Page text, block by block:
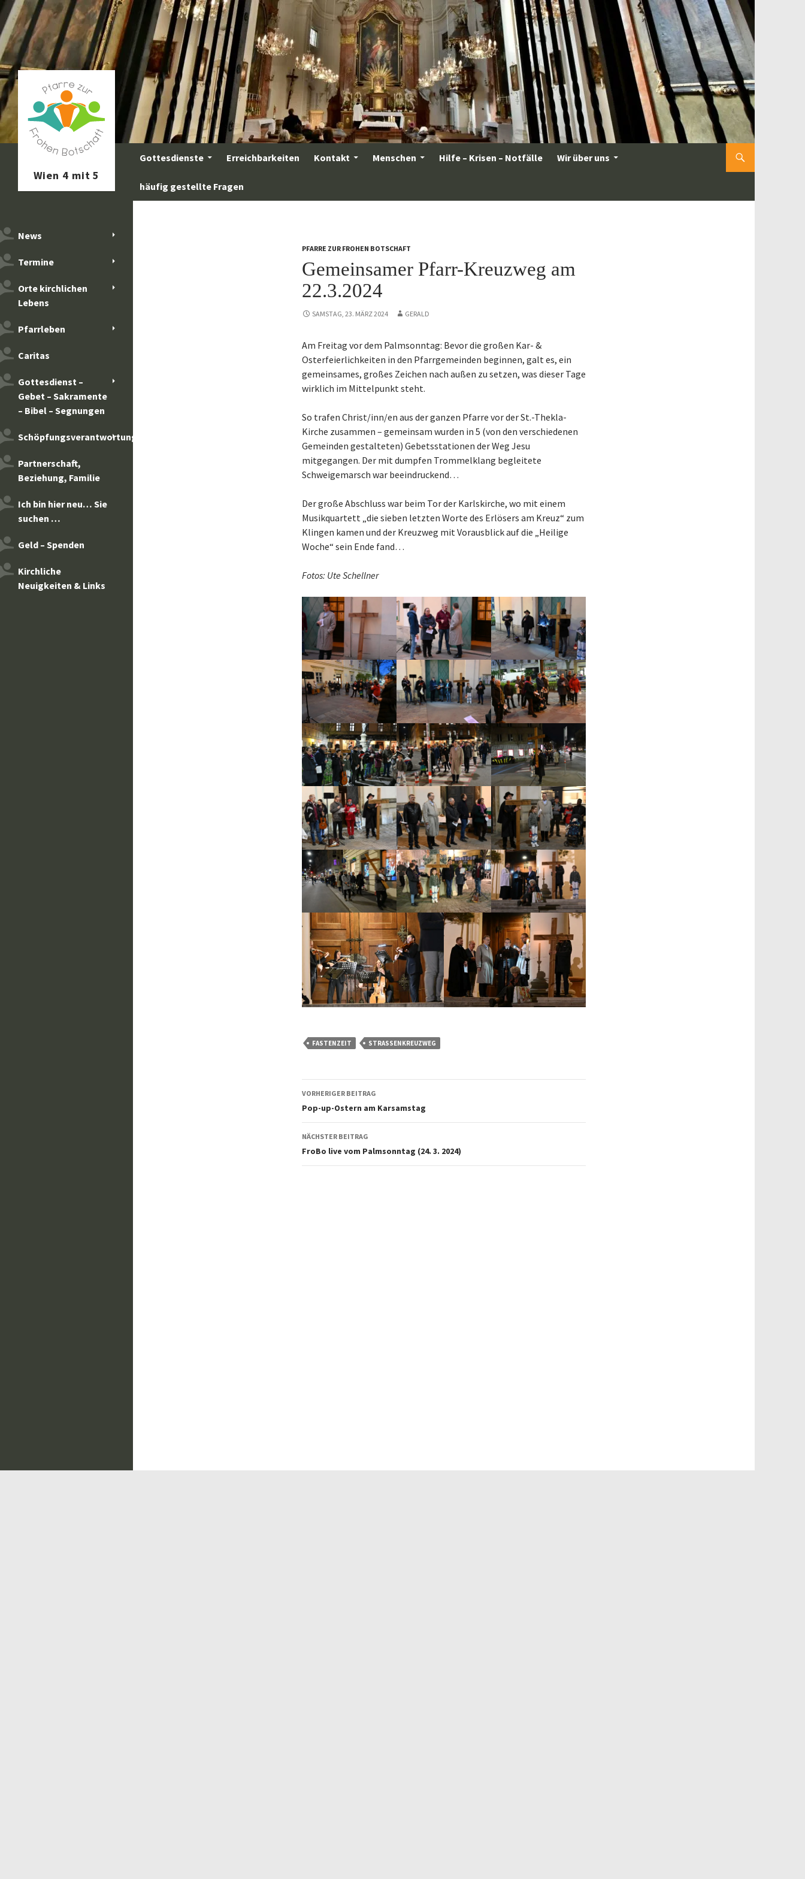
Zum
Inhalt
springen
Gottesdienste Erreichbarkeiten Kontakt Menschen Hilfe – Krisen – Notfälle Wir über uns
häufig gestellte Fragen
PFARRE ZUR FROHEN BOTSCHAFT
Gemeinsamer Pfarr-Kreuzweg am
22.3.2024
SAMSTAG, 23. MÄRZ 2024 GERALD
Am Freitag vor dem Palmsonntag: Bevor die großen Kar- &
Osterfeierlichkeiten in den Pfarrgemeinden beginnen, galt es, ein
gemeinsames, großes Zeichen nach außen zu setzen, was dieser Tage
wirklich im Mittelpunkt steht.
So trafen Christ/inn/en aus der ganzen Pfarre vor der St.-Thekla-
Kirche zusammen – gemeinsam wurden in 5 (von den verschiedenen
Gemeinden gestalteten) Gebetsstationen der Weg Jesu
mitgegangen. Der mit dumpfen Trommelklang begleitete
Schweigemarsch war beeindruckend…
Der große Abschluss war beim Tor der Karlskirche, wo mit einem
Musikquartett „die sieben letzten Worte des Erlösers am Kreuz“ zum
Klingen kamen und der Kreuzweg mit Vorausblick auf die „Heilige
Woche“ sein Ende fand…
Fotos: Ute Schellner
FASTENZEIT STRASSENKREUZWEG
Beitragsnavigation
VORHERIGER BEITRAG
Pop-up-Ostern am Karsamstag
NÄCHSTER BEITRAG
FroBo live vom Palmsonntag (24. 3. 2024)
News
Termine
Orte kirchlichen
Lebens
Pfarrleben
Caritas
Gottesdienst –
Gebet – Sakramente
– Bibel – Segnungen
Schöpfungsverantwortung
Partnerschaft,
Beziehung, Familie
Ich bin hier neu… Sie
suchen …
Geld – Spenden
Kirchliche
Neuigkeiten & Links